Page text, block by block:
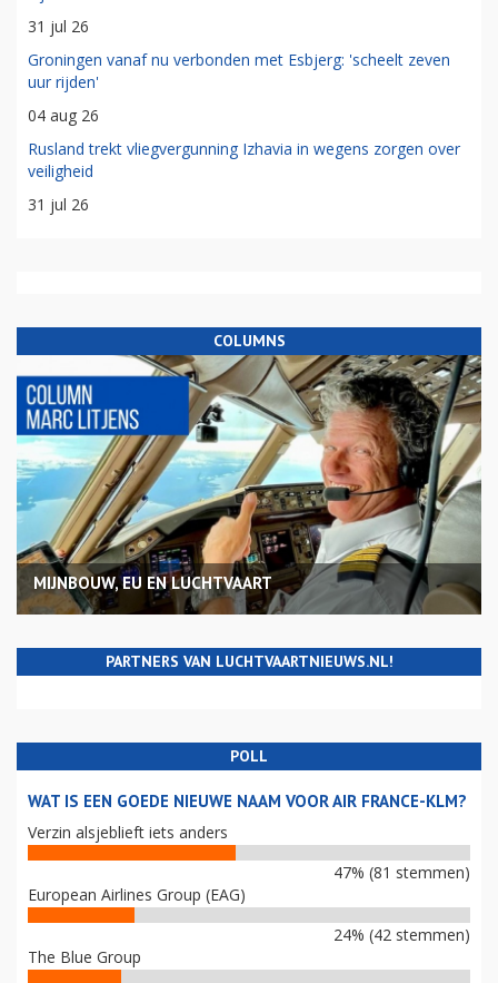
31 jul 26
Groningen vanaf nu verbonden met Esbjerg: 'scheelt zeven
uur rijden'
04 aug 26
Rusland trekt vliegvergunning Izhavia in wegens zorgen over
veiligheid
31 jul 26
COLUMNS
MIJNBOUW, EU EN LUCHTVAART
PARTNERS VAN LUCHTVAARTNIEUWS.NL!
POLL
WAT IS EEN GOEDE NIEUWE NAAM VOOR AIR FRANCE-KLM?
Verzin alsjeblieft iets anders
47% (81 stemmen)
European Airlines Group (EAG)
24% (42 stemmen)
The Blue Group